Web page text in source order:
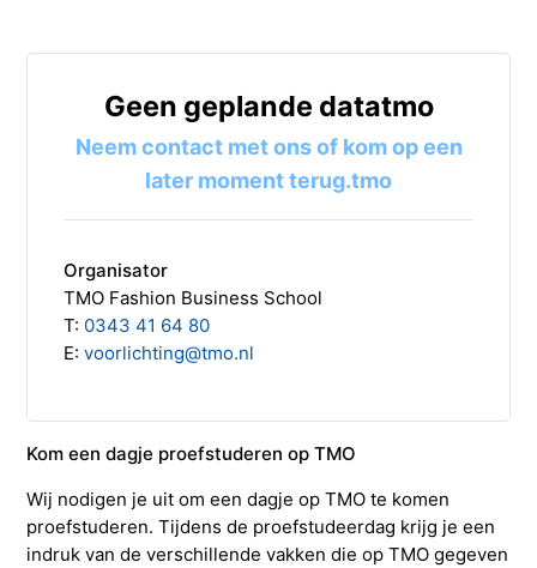
INretail Entrepreneur Award
Studiefinanciering
Algemene voorwaarden
Op kamers in Doorn
Studentenvereniging
Doorstromen van MBO naar HBO
DevelopmentLAB
Contactpersonen
Studieadvisering
Algemene voorwaarden
Op kamers in Doorn
Studentenvereniging
Doorstromen van MBO naar HBO | Ad
Let’s stay in touch
Vacatures in fashion
Werken bij TMO
Stagebedrijven
Samenwerkingspartners
Contact
Mijn TMO
Kom een dagje proefstuderen op TMO
Wij nodigen je uit om een dagje op TMO te komen
proefstuderen. Tijdens de proefstudeerdag krijg je een
indruk van de verschillende vakken die op TMO gegeven
Geen geplande datatmo
Neem contact met ons of kom op een
later moment terug.tmo
Organisator
TMO Fashion Business School
T: 0343 41 64 80
E:voorlichting@tmo.nl